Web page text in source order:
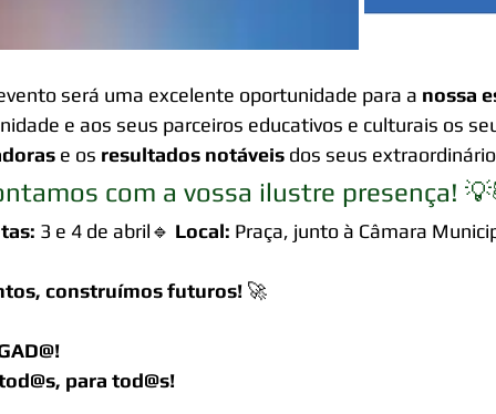
será uma excelente oportunidade para a nossa
e aos seus parceiros educativos e culturais os
e os resultados notáveis dos seus
com a vossa ilustre presença!
3 e 4 de abril🔹 Local: Praça, junto à Câmara
construímos futuros! 🚀
para tod@s!